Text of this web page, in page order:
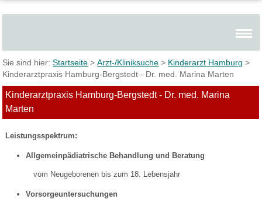
Sie sind hier:Startseite >Arzt-/Kliniksuche > Kinderarzt Hamburg >
Kinderarztpraxis Hamburg-Bergstedt - Dr. med. Marina Marten
Kinderarztpraxis Hamburg-Bergstedt - Dr. med. Marina
Marten
Leistungsspektrum:
Allgemeinpädiatrische Behandlung und Beratung
vom Neugeborenen bis zum 18. Lebensjahr
Vorsorgeuntersuchungen